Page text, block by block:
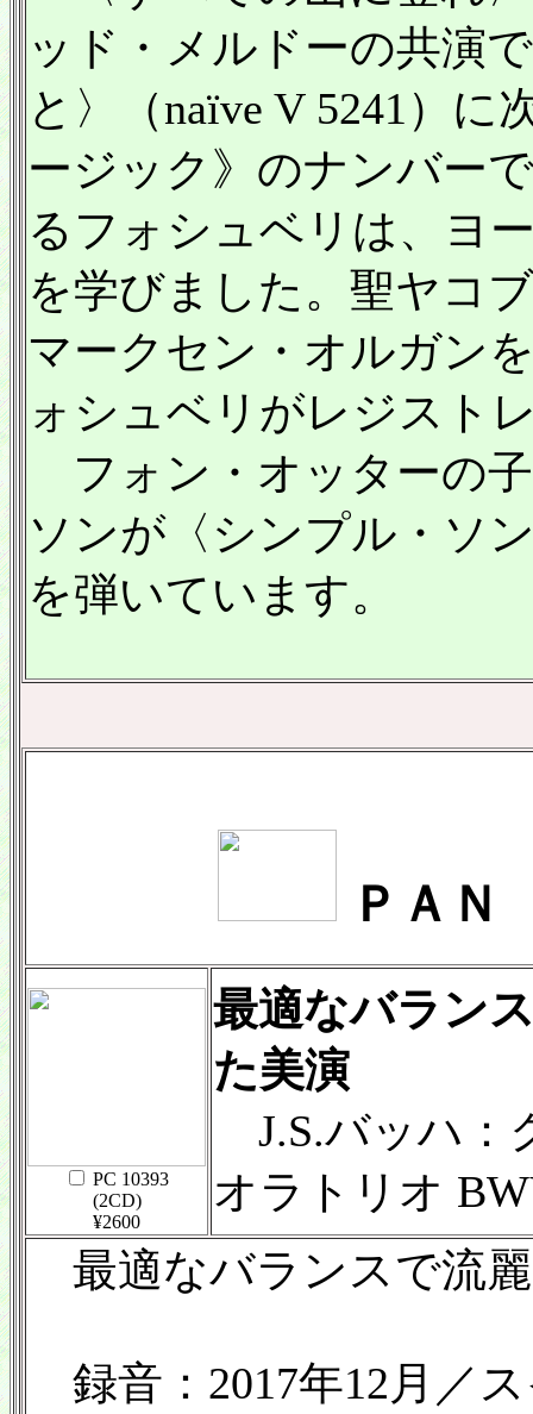
ッド・メルドーの共演
と〉（naïve V 5241）
ージック》のナンバー
るフォシュベリは、ヨ
を学びました。聖ヤコ
マークセン・オルガン
ォシュベリがレジスト
フォン・オッターの
ソンが〈シンプル・ソ
を弾いています。
ＰＡＮ
PC 10393
(2CD)
¥2600
最適なバラン
た美演
J.S.バッハ：
オラトリオ
最適なバランスで流
録音：2017年12月／